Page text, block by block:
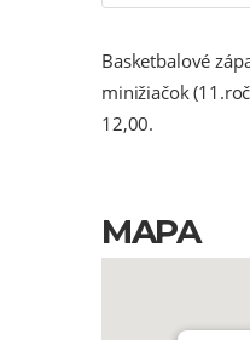
Basketbalové
minižiačok
12,00.
MAPA